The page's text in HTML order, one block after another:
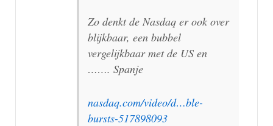
Zo denkt de Nasdaq er ook over
blijkbaar, een bubbel
vergelijkbaar met de US en
……. Spanje
nasdaq.com/video/d…ble-
bursts-517898093